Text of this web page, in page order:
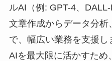
ルAI（例: GPT-4、
文章作成からデータ分析
で、幅広い業務を支援
AIを最大限に活かすため